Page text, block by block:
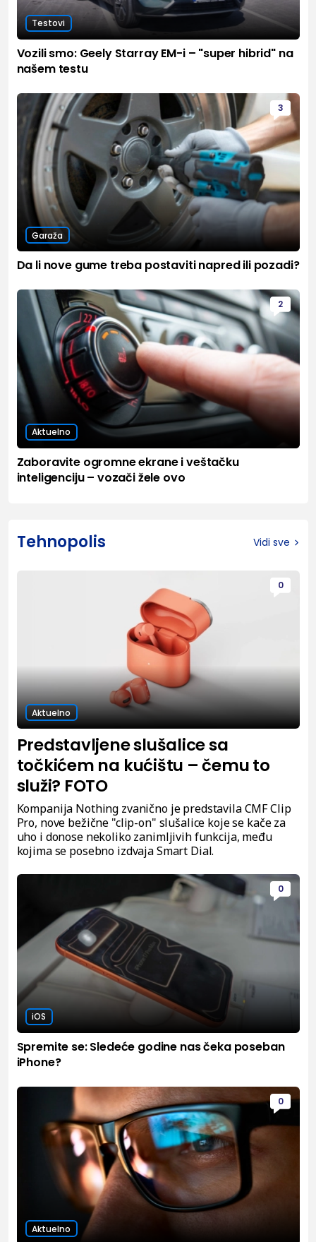
Testovi
Vozili smo: Geely Starray EM-i – "super hibrid" na
našem testu
3
Garaža
Da li nove gume treba postaviti napred ili pozadi?
2
Aktuelno
Zaboravite ogromne ekrane i veštačku
inteligenciju – vozači žele ovo
Tehnopolis Vidi sve
0
Aktuelno
Predstavljene slušalice sa
točkićem na kućištu – čemu to
služi? FOTO
Kompanija Nothing zvanično je predstavila CMF Clip
Pro, nove bežične "clip-on" slušalice koje se kače za
uho i donose nekoliko zanimljivih funkcija, među
kojima se posebno izdvaja Smart Dial.
0
iOS
Spremite se: Sledeće godine nas čeka poseban
iPhone?
0
Aktuelno